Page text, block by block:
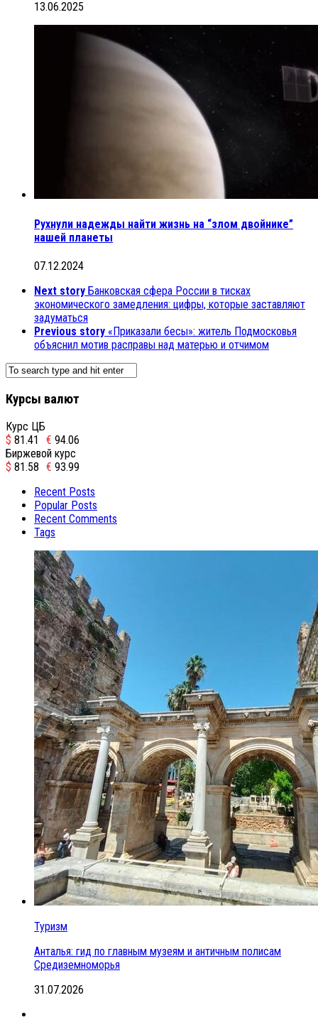
13.06.2025
Рухнули надежды найти жизнь на “злом двойнике”
нашей планеты
07.12.2024
Next story Банковская сфера России в тисках
экономического замедления: цифры, которые заставляют
задуматься
Previous story «Приказали бесы»: житель Подмосковья
объяснил мотив расправы над матерью и отчимом
Курсы валют
Курс ЦБ
$ 81.41 € 94.06
Биржевой курс
$ 81.58 € 93.99
Recent Posts
Popular Posts
Recent Comments
Tags
Туризм
Анталья: гид по главным музеям и античным полисам
Средиземноморья
31.07.2026